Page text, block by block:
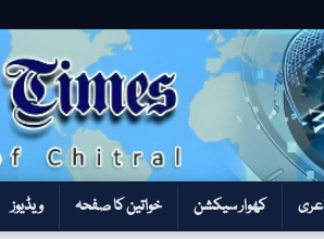
کھوار سیکشن‎ خواتین کا صفحہ ویڈیوز